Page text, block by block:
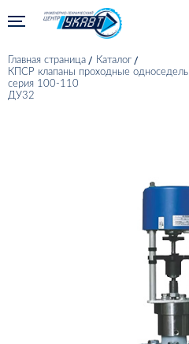
Главная страница
Каталог
КПСР клапаны проходные
серия 100-110
ДУ32